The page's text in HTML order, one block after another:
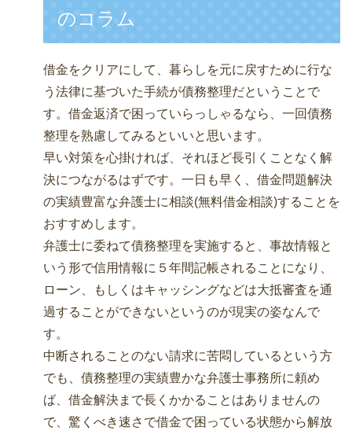
のコラム
借金をクリアにして、暮らしを元に戻すために行な
う法律に基づいた手続が債務整理だということで
す。借金返済で困っていらっしゃるなら、一回債務
整理を熟慮してみるといいと思います。
早い対策を心掛ければ、それほど長引くことなく解
決につながるはずです。一日も早く、借金問題解決
の実績豊富な弁護士に相談(無料借金相談)することを
おすすめします。
弁護士に委ねて債務整理を実施すると、事故情報と
いう形で信用情報に５年間記帳されることになり、
ローン、もしくはキャッシングなどは大抵審査を通
過することができないというのが現実の姿なんで
す。
中断されることのない請求に苦悶しているという方
でも、債務整理の実績豊かな弁護士事務所に頼め
ば、借金解決まで長くかかることはありませんの
で、驚くべき速さで借金で困っている状態から解放